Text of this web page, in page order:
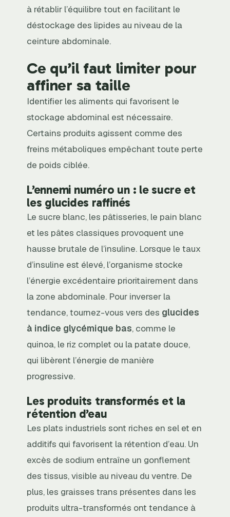
à rétablir l’équilibre tout en facilitant le
déstockage des lipides au niveau de la
ceinture abdominale.
Ce qu’il faut limiter pour
affiner sa taille
Identifier les aliments qui favorisent le
stockage abdominal est nécessaire.
Certains produits agissent comme des
freins métaboliques empêchant toute perte
de poids ciblée.
L’ennemi numéro un : le sucre et
les glucides raffinés
Le sucre blanc, les pâtisseries, le pain blanc
et les pâtes classiques provoquent une
hausse brutale de l’insuline. Lorsque le taux
d’insuline est élevé, l’organisme stocke
l’énergie excédentaire prioritairement dans
la zone abdominale. Pour inverser la
tendance, tournez-vous vers des glucides
à indice glycémique bas, comme le
quinoa, le riz complet ou la patate douce,
qui libèrent l’énergie de manière
progressive.
Les produits transformés et la
rétention d’eau
Les plats industriels sont riches en sel et en
additifs qui favorisent la rétention d’eau. Un
excès de sodium entraîne un gonflement
des tissus, visible au niveau du ventre. De
plus, les graisses trans présentes dans les
produits ultra-transformés ont tendance à